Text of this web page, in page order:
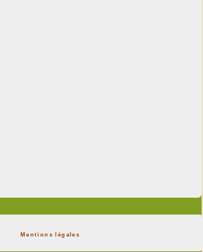
Mentions légales